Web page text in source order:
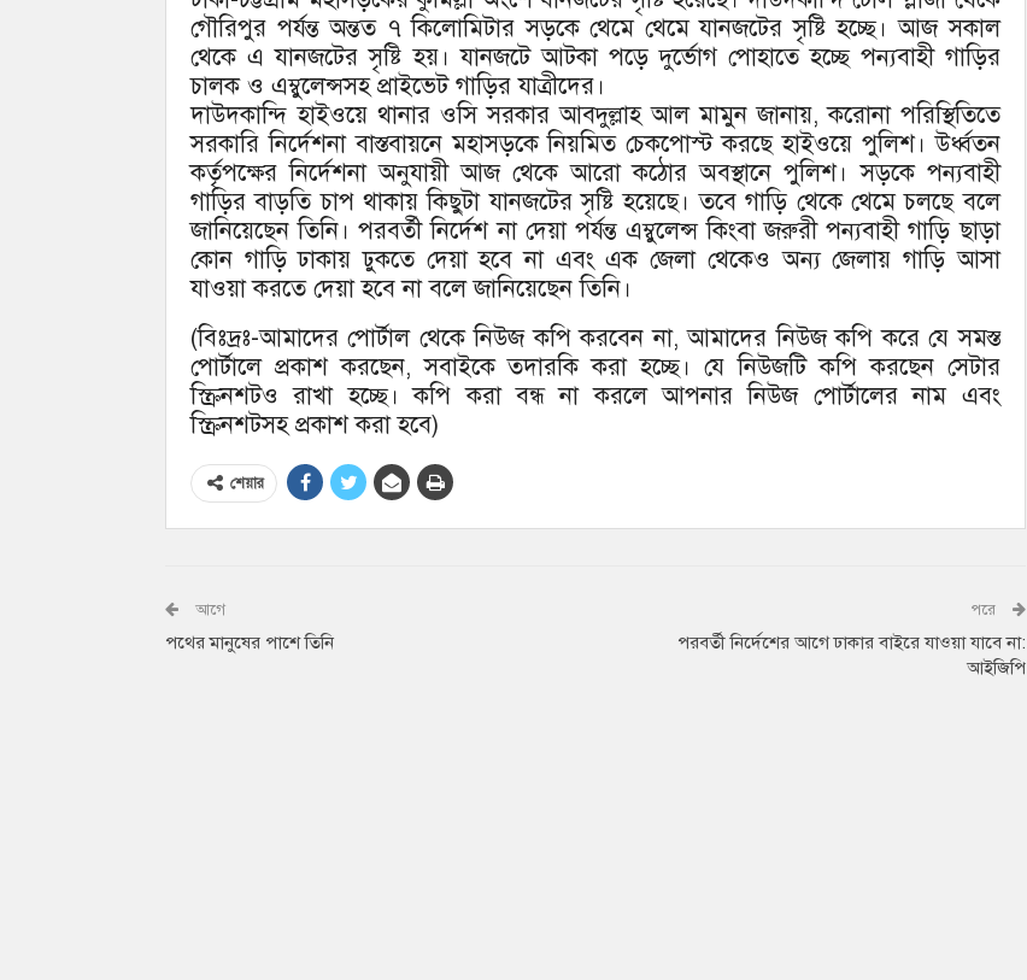
গৌরিপুর পর্যন্ত অন্তত ৭ কিলোমিটার সড়কে থেমে থেমে যানজটের সৃষ্টি হচ্ছে। আজ সকাল
থেকে এ যানজটের সৃষ্টি হয়। যানজটে আটকা পড়ে দুর্ভোগ পোহাতে হচ্ছে পন্যবাহী গাড়ির
চালক ও এম্বুলেন্সসহ প্রাইভেট গাড়ির যাত্রীদের।
দাউদকান্দি হাইওয়ে থানার ওসি সরকার আবদুল্লাহ আল মামুন জানায়, করোনা পরিস্থিতিতে
সরকারি নির্দেশনা বাস্তবায়নে মহাসড়কে নিয়মিত চেকপোস্ট করছে হাইওয়ে পুলিশ। উর্ধ্বতন
কর্তৃপক্ষের নির্দেশনা অনুযায়ী আজ থেকে আরো কঠোর অবস্থানে পুলিশ। সড়কে পন্যবাহী
গাড়ির বাড়তি চাপ থাকায় কিছুটা যানজটের সৃষ্টি হয়েছে। তবে গাড়ি থেকে থেমে চলছে বলে
জানিয়েছেন তিনি। পরবর্তী নির্দেশ না দেয়া পর্যন্ত এম্বুলেন্স কিংবা জরুরী পন্যবাহী গাড়ি ছাড়া
কোন গাড়ি ঢাকায় ঢুকতে দেয়া হবে না এবং এক জেলা থেকেও অন্য জেলায় গাড়ি আসা
যাওয়া করতে দেয়া হবে না বলে জানিয়েছেন তিনি।
(বিঃদ্রঃ-আমাদের পোর্টাল থেকে নিউজ কপি করবেন না, আমাদের নিউজ কপি করে যে সমস্ত
পোর্টালে প্রকাশ করছেন, সবাইকে তদারকি করা হচ্ছে। যে নিউজটি কপি করছেন সেটার
স্ক্রিনশটও রাখা হচ্ছে। কপি করা বন্ধ না করলে আপনার নিউজ পোর্টালের নাম এবং
স্ক্রিনশটসহ প্রকাশ করা হবে)
শেয়ার
আগে
পথের মানুষের পাশে তিনি
পরে
পরবর্তী নির্দেশের আগে ঢাকার বাইরে যাওয়া যাবে না:
আইজিপি